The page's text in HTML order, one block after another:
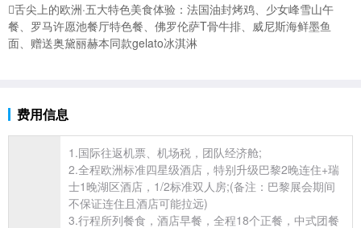
舌尖上的欧洲·五大特色美食体验：法国油封烤鸡、少女峰雪山午
餐、罗马许愿池餐厅特色餐、佛罗伦萨T骨牛排、威尼斯海鲜墨鱼
面、赠送奥黛丽赫本同款gelato冰淇淋
费用信息
1.国际往返机票、机场税，团队经济舱;
2.全程欧洲标准四星级酒店，特别升级巴黎2晚连住+瑞
士1晚湖区酒店，1/2标准双人房;(备注：巴黎展会期间
不保证连住且酒店可能拉远)
3.行程所列餐食，酒店早餐，全程18个正餐，中式团餐